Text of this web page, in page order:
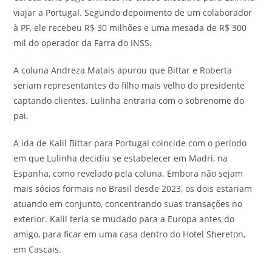
viajar a Portugal. Segundo depoimento de um colaborador
à PF, ele recebeu R$ 30 milhões e uma mesada de R$ 300
mil do operador da Farra do INSS.
A coluna Andreza Matais apurou que Bittar e Roberta
seriam representantes do filho mais velho do presidente
captando clientes. Lulinha entraria com o sobrenome do
pai.
A ida de Kalil Bittar para Portugal coincide com o período
em que Lulinha decidiu se estabelecer em Madri, na
Espanha, como revelado pela coluna. Embora não sejam
mais sócios formais no Brasil desde 2023, os dois estariam
atuando em conjunto, concentrando suas transações no
exterior. Kalil teria se mudado para a Europa antes do
amigo, para ficar em uma casa dentro do Hotel Shereton,
em Cascais.